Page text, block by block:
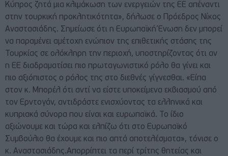
Κύπρος ζητά μια κλιμάκωση των ενεργειών της ΕΕ απέναντι
στην τουρκική προκλητικότητα», δήλωσε ο Πρόεδρος Νίκος
Αναστασιάδης. Σημείωσε ότι η Ευρωπαϊκή Ένωση δεν μπορεί
να παραμένει αμέτοχη ενώπιον της επιθετικής στάσης της
Τουρκίας σε ολόκληρη την περιοχή, υποστηρίζοντας ότι αν
η ΕΕ διαδραματίσει πιο πρωταγωνιστικό ρόλο θα γίνει και
πιο αξιόπιστος ο ρόλος της στο διεθνές γίγνεσθαι. «Είπα
στον κ. Μπορέλ ότι αντί να είστε υποκείμενα εκβιασμού από
τον Ερντογάν, αντιδράστε ενισχύοντας τα ελληνικά και
κυπριακά σύνορα που είναι και ευρωπαϊκά. Το ίδιο
αξιώνουμε και τώρα και ελπίζω ότι στο Ευρωπαϊκό
Συμβούλιο θα έχουμε και πιο απτά αποτελέσματα», τόνισε ο
κ. Αναστασιάδης.Απορρίπτει τα περί τρίτης θητείας και